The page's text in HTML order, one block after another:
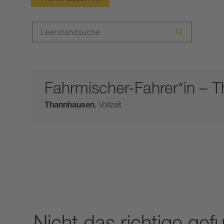
for
Fahrmischer-Fahrer*in –
Thannhausen, Vollzeit